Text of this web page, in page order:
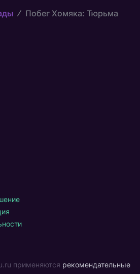
Побег Хомяка: Тюрьма
применяются рекомендательные